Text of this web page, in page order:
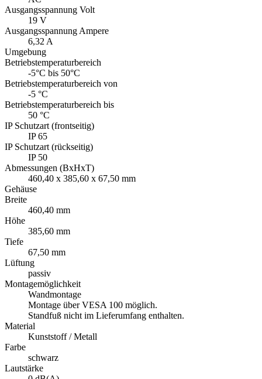
Ausgangsspannung Volt
19 V
Ausgangsspannung Ampere
6,32 A
Umgebung
Betriebstemperaturbereich
-5°C bis 50°C
Betriebstemperaturbereich von
-5 °C
Betriebstemperaturbereich bis
50 °C
IP Schutzart (frontseitig)
IP 65
IP Schutzart (rückseitig)
IP 50
Abmessungen (BxHxT)
460,40 x 385,60 x 67,50 mm
Gehäuse
Breite
460,40 mm
Höhe
385,60 mm
Tiefe
67,50 mm
Lüftung
passiv
Montagemöglichkeit
Wandmontage
Montage über VESA 100 möglich.
Standfuß nicht im Lieferumfang enthalten.
Material
Kunststoff / Metall
Farbe
schwarz
Lautstärke